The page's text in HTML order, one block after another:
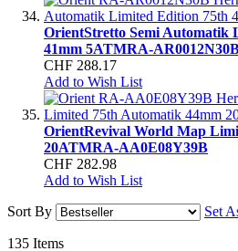
OrientStretto Semi Automatik
41mm 5ATMRA-
CHF 288.17
Add to Wish List
OrientRevival World Map
20ATMRA-AA0E08Y39B
CHF 282.98
Add to Wish List
Sort By
Set
135 Items